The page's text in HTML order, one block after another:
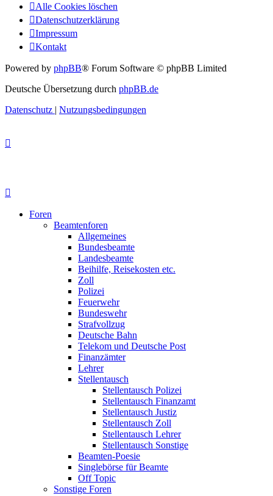
Alle Cookies löschen
Datenschutzerklärung
Impressum
Kontakt
Powered by phpBB® Forum Software © phpBB Limited
Deutsche Übersetzung durch phpBB.de
Datenschutz | Nutzungsbedingungen
Foren
Beamtenforen
Allgemeines
Bundesbeamte
Landesbeamte
Beihilfe, Reisekosten etc.
Zoll
Polizei
Feuerwehr
Bundeswehr
Strafvollzug
Deutsche Bahn
Telekom und Deutsche Post
Finanzämter
Lehrer
Stellentausch
Stellentausch Polizei
Stellentausch Finanzamt
Stellentausch Justiz
Stellentausch Zoll
Stellentausch Lehrer
Stellentausch Sonstige
Beamten-Poesie
Singlebörse für Beamte
Off Topic
Sonstige Foren